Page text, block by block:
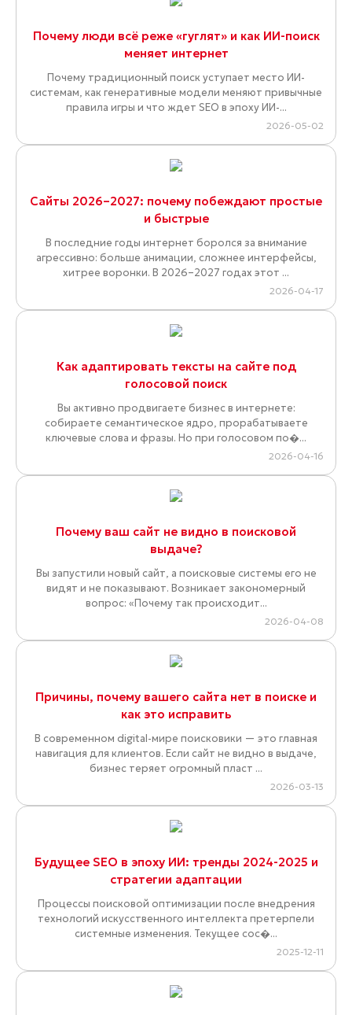
Почему люди всё реже «гуглят» и как ИИ-поиск
меняет интернет
Почему традиционный поиск уступает место ИИ-
системам, как генеративные модели меняют привычные
правила игры и что ждет SEO в эпоху ИИ-...
2026-05-02
Сайты 2026–2027: почему побеждают простые
и быстрые
В последние годы интернет боролся за внимание
агрессивно: больше анимации, сложнее интерфейсы,
хитрее воронки. В 2026–2027 годах этот ...
2026-04-17
Как адаптировать тексты на сайте под
голосовой поиск
Вы активно продвигаете бизнес в интернете:
собираете семантическое ядро, прорабатываете
ключевые слова и фразы. Но при голосовом по�...
2026-04-16
Почему ваш сайт не видно в поисковой
выдаче?
Вы запустили новый сайт, а поисковые системы его не
видят и не показывают. Возникает закономерный
вопрос: «Почему так происходит...
2026-04-08
Причины, почему вашего сайта нет в поиске и
как это исправить
В современном digital-мире поисковики — это главная
навигация для клиентов. Если сайт не видно в выдаче,
бизнес теряет огромный пласт ...
2026-03-13
Будущее SEO в эпоху ИИ: тренды 2024-2025 и
стратегии адаптации
Процессы поисковой оптимизации после внедрения
технологий искусственного интеллекта претерпели
системные изменения. Текущее сос�...
2025-12-11